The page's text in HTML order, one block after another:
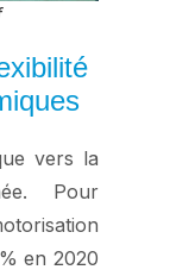
vers la
Pour
en 2020